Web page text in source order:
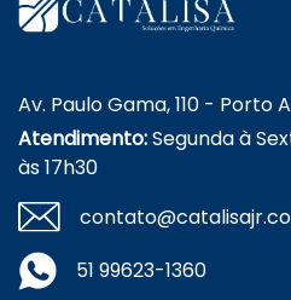
Av. Paulo Gama, 110 - Porto
Atendimento:Segunda à
às 17h30
51 99623-1360